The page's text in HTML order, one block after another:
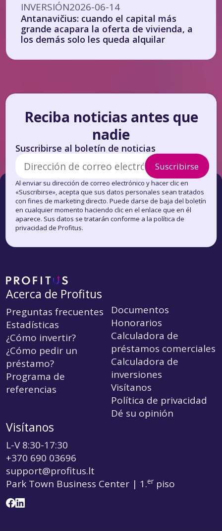
INVERSIÓN2026-06-14
Antanavičius: cuando el capital más
grande acapara la oferta de vivienda, a
los demás solo les queda alquilar
Reciba noticias antes que
nadie
Suscribirse al boletín de noticias
Suscribirse
Al enviar su dirección de correo electrónico y hacer clic en
«Suscribirse», acepta que sus datos personales sean tratados
con fines de marketing directo. Puede darse de baja del boletín
en cualquier momento haciendo clic en el enlace que en él
aparece. Sus datos se tratarán conforme a la política de
privacidad de Profitus.
Acerca de Profitus
Preguntas frecuentes
Estadísticas
¿Cómo invertir?
¿Cómo pedir un
préstamo?
Programa de
referencias
Documentos
Honorarios
Calculadora de
préstamos comerciales
Calculadora de
inversiones
Visítanos
Política de privacidad
Dé su opinión
Visítanos
L-V 8:30-17:30
+370 690 03696
support@profitus.lt
Park Town Business Center | 1.erpiso